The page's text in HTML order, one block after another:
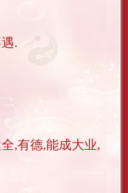
.
,有德,能成大业,